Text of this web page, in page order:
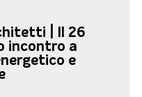
| Il 26
incontro a
e